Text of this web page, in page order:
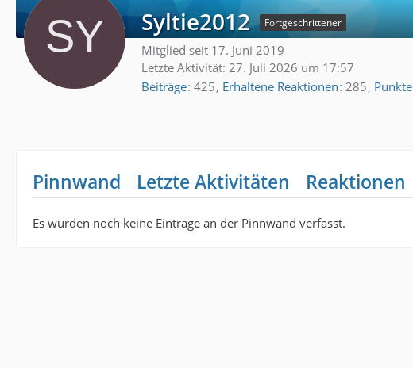
Syltie2012 Fortgeschrittener
Mitglied seit 17. Juni 2019
Letzte Aktivität: 27. Juli 2026 um 17:57
Beiträge 425 Erhaltene Reaktionen 285 Punkte
Pinnwand Letzte Aktivitäten Reaktionen
Es wurden noch keine Einträge an der Pinnwand verfasst.